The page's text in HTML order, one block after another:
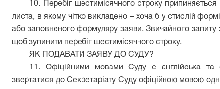
10. Перебіг шестимісячного строку
листа, в якому чітко викладено – хоча б у стислій
або заповненого формуляру заяви. Звичайного
щоб зупинити перебіг шестимісячного строку.
ЯК ПОДАВАТИ ЗАЯВУ ДО СУДУ?
11. Офіційними мовами Суду є англійська
звертатися до Секретаріату Суду офіційною мовою